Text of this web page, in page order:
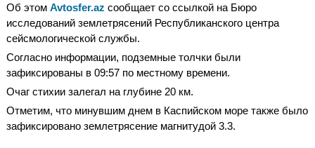
Об этом Avtosfer.az сообщает со ссылкой на Бюро
исследований землетрясений Республиканского центра
сейсмологической службы.
Согласно информации, подземные толчки были
зафиксированы в 09:57 по местному времени.
Очаг стихии залегал на глубине 20 км.
Отметим, что минувшим днем в Каспийском море также было
зафиксировано землетрясение магнитудой 3.3.